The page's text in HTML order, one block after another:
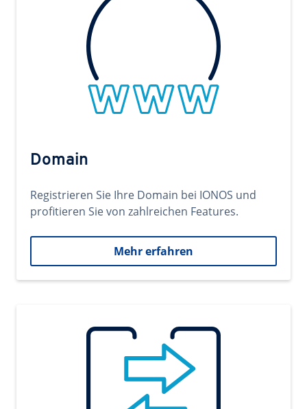
Domain
Registrieren Sie Ihre Domain bei IONOS und
profitieren Sie von zahlreichen Features.
Mehr erfahren